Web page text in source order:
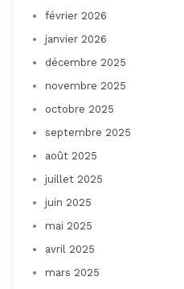
février 2026
janvier 2026
décembre 2025
novembre 2025
octobre 2025
septembre 2025
août 2025
juillet 2025
juin 2025
mai 2025
avril 2025
mars 2025